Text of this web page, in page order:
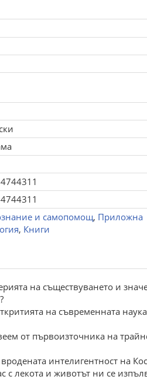
и самопомощ, Приложна
, Книги
на съществуването и
на съвременната
от първоизточника на
интелигентност на
лекота и животът ни се